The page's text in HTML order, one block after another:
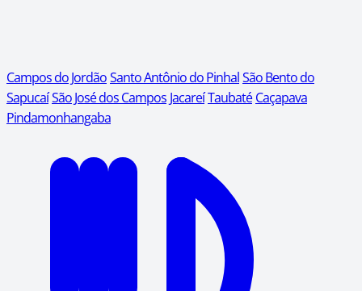
Campos do JordãoSanto Antônio do PinhalSão Bento do
SapucaíSão José dos Campos JacareíTaubaté Caçapava
Pindamonhangaba